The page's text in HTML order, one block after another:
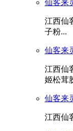
仙客来
江西仙
子粉...
仙客来
江西仙
姬松茸
仙客来
江西仙